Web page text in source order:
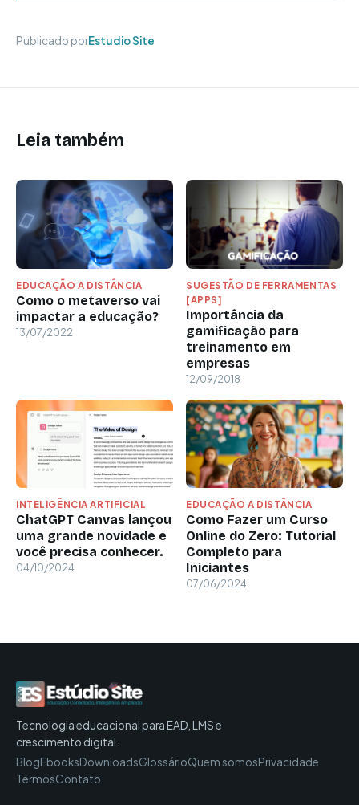
Publicado porEstudio Site
Leia também
EDUCAÇÃO A DISTÂNCIA
Como o metaverso vai
impactar a educação?
13/07/2022
SUGESTÃO DE FERRAMENTAS
[APPS]
Importância da
gamificação para
treinamento em
empresas
12/09/2018
INTELIGÊNCIA ARTIFICIAL
ChatGPT Canvas lançou
uma grande novidade e
você precisa conhecer.
04/10/2024
EDUCAÇÃO A DISTÂNCIA
Como Fazer um Curso
Online do Zero: Tutorial
Completo para
Iniciantes
07/06/2024
Tecnologia educacional para EAD, LMS e
crescimento digital.
BlogEbooksDownloadsGlossárioQuem somosPrivacidade
TermosContato